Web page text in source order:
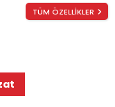
TÜM ÖZELLİKLER